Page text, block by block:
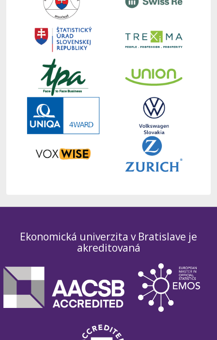
Ekonomická univerzita v Bratislave je
akreditovaná